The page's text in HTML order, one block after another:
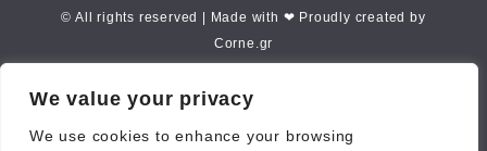
We value your privacy
We use cookies to enhance your browsing
© All rights reserved | Made with ❤ Proudly created by
Corne.gr